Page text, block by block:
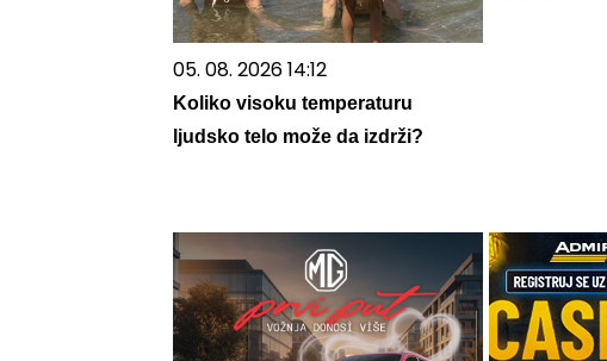
05. 08. 2026 14:12
Koliko visoku temperaturu
ljudsko telo može da izdrži?